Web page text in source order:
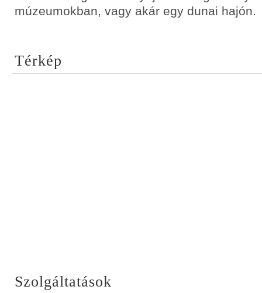
múzeumokban, vagy akár egy dunai hajón.
Térkép
Szolgáltatások